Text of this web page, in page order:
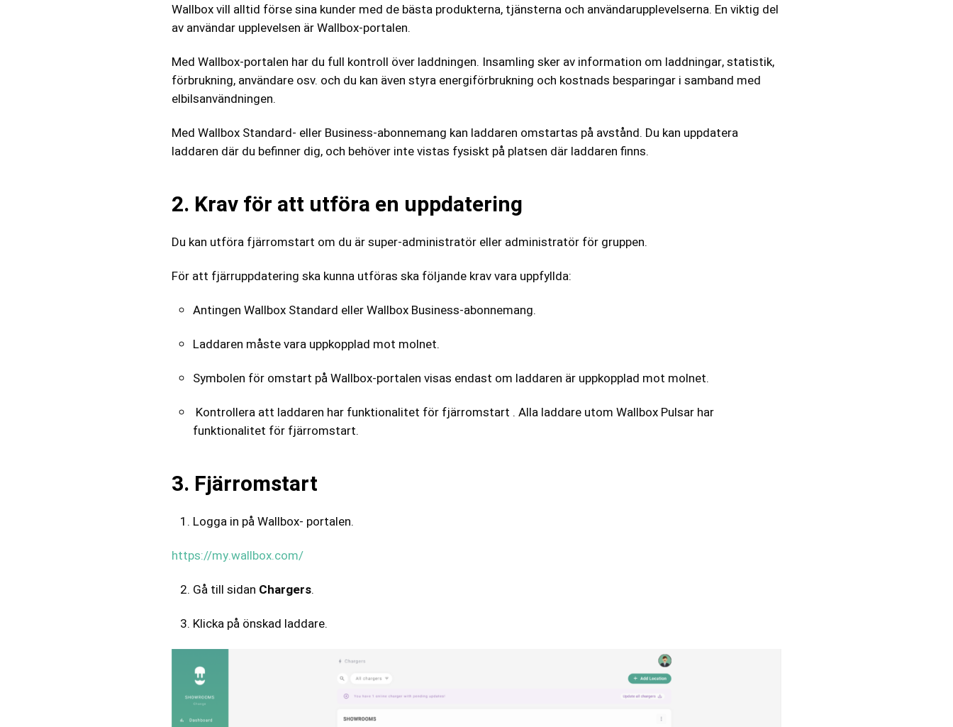
Wallbox vill alltid förse sina kunder med de bästa produkterna, tjänsterna och användarupplevelserna. En viktig del
av användar upplevelsen är Wallbox-portalen.
Med Wallbox-portalen har du full kontroll över laddningen. Insamling sker av information om laddningar, statistik,
förbrukning, användare osv. och du kan även styra energiförbrukning och kostnads besparingar i samband med
elbilsanvändningen.
Med Wallbox Standard- eller Business-abonnemang kan laddaren omstartas på avstånd. Du kan uppdatera
laddaren där du befinner dig, och behöver inte vistas fysiskt på platsen där laddaren finns.
2. Krav för att utföra en uppdatering
Du kan utföra fjärromstart om du är super-administratör eller administratör för gruppen.
För att fjärruppdatering ska kunna utföras ska följande krav vara uppfyllda:
Antingen Wallbox Standard eller Wallbox Business-abonnemang.
Laddaren måste vara uppkopplad mot molnet.
Symbolen för omstart på Wallbox-portalen visas endast om laddaren är uppkopplad mot molnet.
Kontrollera att laddaren har funktionalitet för fjärromstart . Alla laddare utom Wallbox Pulsar har
funktionalitet för fjärromstart.
3. Fjärromstart
Logga in på Wallbox- portalen.
https://my.wallbox.com/
Gå till sidan Chargers.
Klicka på önskad laddare.